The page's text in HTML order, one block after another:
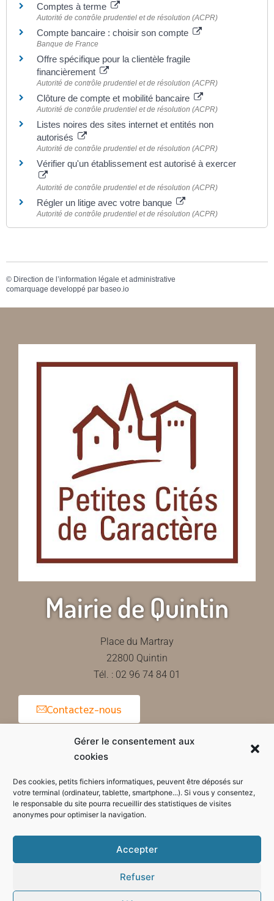
Gérer le consentement aux
cookies
Des cookies, petits fichiers informatiques, peuvent être déposés sur
votre terminal (ordinateur, tablette, smartphone...). Si vous y consentez,
le responsable du site pourra recueillir des statistiques de visites
anonymes pour optimiser la navigation.
Accepter
Refuser
Comptes à terme
Autorité de contrôle prudentiel et de résolution (ACPR)
Compte bancaire : choisir son compte
Banque de France
Offre spécifique pour la clientèle fragile
financièrement
Autorité de contrôle prudentiel et de résolution (ACPR)
Clôture de compte et mobilité bancaire
Autorité de contrôle prudentiel et de résolution (ACPR)
Listes noires des sites internet et entités non
autorisés
Autorité de contrôle prudentiel et de résolution (ACPR)
Vérifier qu'un établissement est autorisé à exercer
Autorité de contrôle prudentiel et de résolution (ACPR)
Régler un litige avec votre banque
Autorité de contrôle prudentiel et de résolution (ACPR)
© Direction de l’information légale et administrative
comarquage developpé par baseo.io
Mairie de Quintin
Place du Martray
22800 Quintin
Tél. : 02 96 74 84 01
Contactez-nous
Horaires d'ouverture de la mairie